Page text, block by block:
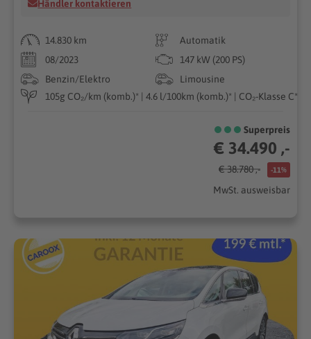
Händler kontaktieren
14.830 km
Automatik
08/2023
147 kW (200 PS)
Benzin/Elektro
Limousine
105g CO₂/km (komb.)* | 4.6 l/100km (komb.)* | CO₂-Klasse C*
Superpreis
€ 34.490 ,-
€ 38.780 ,- -11%
MwSt. ausweisbar